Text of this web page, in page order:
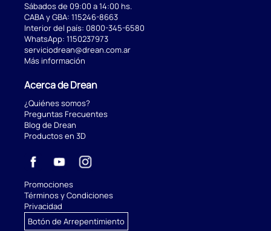
Sábados de 09:00 a 14:00 hs.
CABA y GBA: 115246-8663
Interior del país: 0800-345-6580
WhatsApp: 1150237973
serviciodrean@drean.com.ar
Más información
Acerca de Drean
¿Quiénes somos?
Preguntas Frecuentes
Blog de Drean
Productos en 3D
Promociones
Términos y Condiciones
Privacidad
Botón de Arrepentimiento